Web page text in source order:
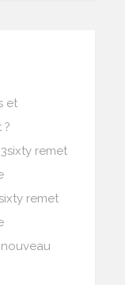
et
?
remet
remet
nouveau